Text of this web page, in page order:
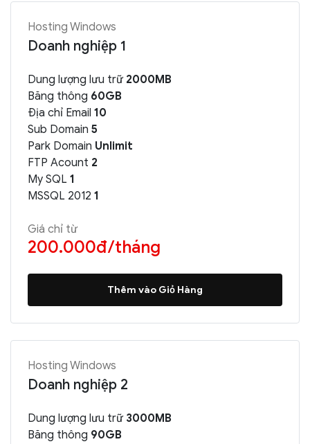
Hosting Windows
Doanh nghiệp 1
Dung lượng lưu trữ 2000MB
Băng thông 60GB
Địa chỉ Email 10
Sub Domain 5
Park Domain Unlimit
FTP Acount 2
My SQL 1
MSSQL 2012 1
Giá chỉ từ
200.000đ/tháng
Thêm vào Giỏ Hàng
Hosting Windows
Doanh nghiệp 2
Dung lượng lưu trữ 3000MB
Băng thông 90GB